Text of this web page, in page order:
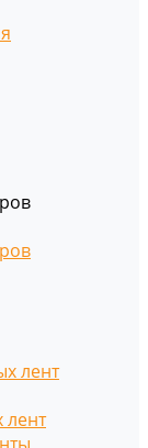
лент